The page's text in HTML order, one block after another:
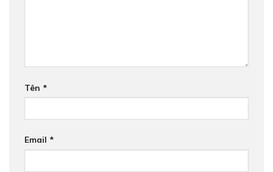
Tên *
Email *